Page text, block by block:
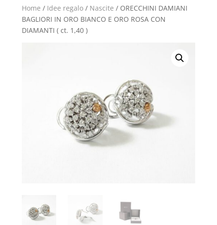
Home / Idee regalo/ Nascite / ORECCHINI DAMIANI
BAGLIORI IN ORO BIANCO E ORO ROSA CON
DIAMANTI ( ct. 1,40 )